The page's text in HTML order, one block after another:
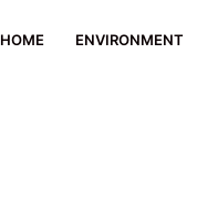
HOME ENVIRONMENT